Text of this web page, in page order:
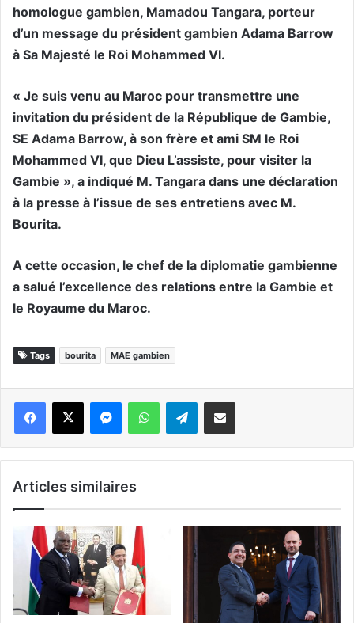
homologue gambien, Mamadou Tangara, porteur
d’un message du président gambien Adama Barrow
à Sa Majesté le Roi Mohammed VI.
« Je suis venu au Maroc pour transmettre une
invitation du président de la République de Gambie,
SE Adama Barrow, à son frère et ami SM le Roi
Mohammed VI, que Dieu L’assiste, pour visiter la
Gambie », a indiqué M. Tangara dans une déclaration
à la presse à l’issue de ses entretiens avec M.
Bourita.
A cette occasion, le chef de la diplomatie gambienne
a salué l’excellence des relations entre la Gambie et
le Royaume du Maroc.
Tags bourita MAE gambien
WhatsApp Telegram
Articles similaires